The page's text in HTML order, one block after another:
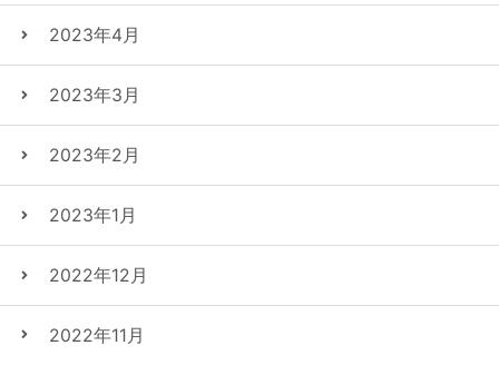
2023年4月
2023年3月
2023年2月
2023年1月
2022年12月
2022年11月